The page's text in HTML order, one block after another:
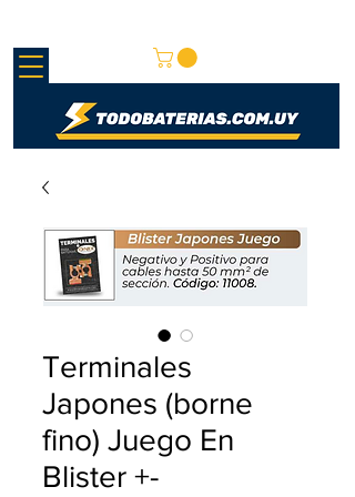
Terminales
Japones (borne
fino) Juego En
Blister +-